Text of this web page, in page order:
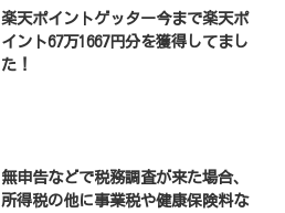
楽天ポイントゲッター今まで楽天ポ
イント67万1667円分を獲得してまし
た！
無申告などで税務調査が来た場合、
所得税の他に事業税や健康保険料な